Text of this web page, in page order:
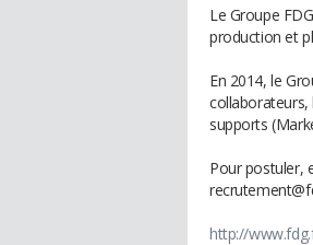
Le Groupe
production et
En 2014, le
supports
Pour postuler,
http://